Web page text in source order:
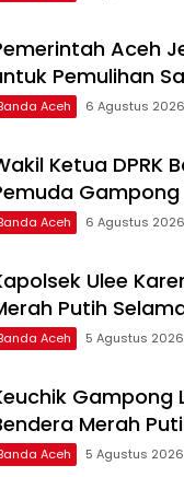
Aceh
Pemulihan
Aceh 6 Agustus 2026
Ketua DPRK
Gampong
Aceh 6 Agustus 2026
Ulee
Putih
Aceh 5 Agustus 2026
Gampong
Merah
Aceh 5 Agustus 2026